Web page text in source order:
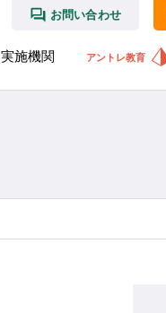
お問い合わせ
実施機関 アントレ教育